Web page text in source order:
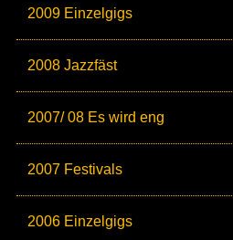
2009 Einzelgigs
2008 Jazzfäst
2007/ 08 Es wird eng
2007 Festivals
2006 Einzelgigs